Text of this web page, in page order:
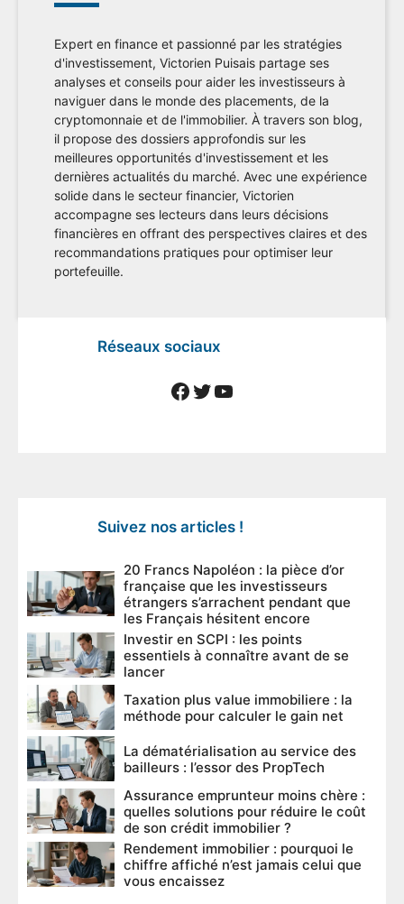
Expert en finance et passionné par les stratégies
d'investissement, Victorien Puisais partage ses
analyses et conseils pour aider les investisseurs à
naviguer dans le monde des placements, de la
cryptomonnaie et de l'immobilier. À travers son blog,
il propose des dossiers approfondis sur les
meilleures opportunités d'investissement et les
dernières actualités du marché. Avec une expérience
solide dans le secteur financier, Victorien
accompagne ses lecteurs dans leurs décisions
financières en offrant des perspectives claires et des
recommandations pratiques pour optimiser leur
portefeuille.
Réseaux sociaux
Facebook
Twitter
YouTube
Suivez nos articles !
20 Francs Napoléon : la pièce d’or
française que les investisseurs
étrangers s’arrachent pendant que
les Français hésitent encore
Investir en SCPI : les points
essentiels à connaître avant de se
lancer
Taxation plus value immobiliere : la
méthode pour calculer le gain net
La dématérialisation au service des
bailleurs : l’essor des PropTech
Assurance emprunteur moins chère :
quelles solutions pour réduire le coût
de son crédit immobilier ?
Rendement immobilier : pourquoi le
chiffre affiché n’est jamais celui que
vous encaissez